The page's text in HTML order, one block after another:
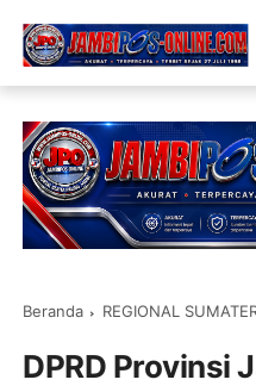
Beranda REGIONAL
DPRD Provinsi